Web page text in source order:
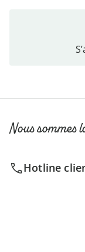
Nous sommes
Hotline